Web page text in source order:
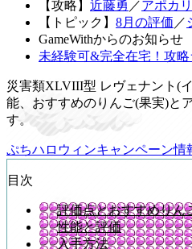
【攻略】 近藤勇 ／アポカ
【トピック】 8月の評価 ／
GameWithからのお知らせ
未経験可&完全在宅！攻略
災害類XLVIII型 レヴェナント(
能、おすすめのりんご(果実)と
す。
ぷちハロウィンキャンペーン情
目次
評価点とおすすめりん
性能と評価
入手方法